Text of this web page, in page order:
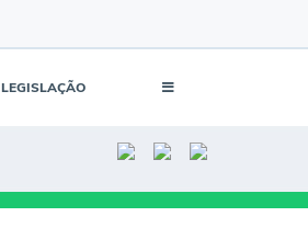
LEGISLAÇÃO